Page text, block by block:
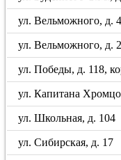
ул. Вельможного, д. 4
ул. Вельможного, д. 2
ул. Победы, д. 118,
ул. Капитана
ул. Школьная, д. 104
ул. Сибирская, д. 17